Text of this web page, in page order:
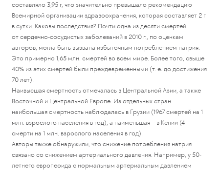
составляло 3,95 г, что значительно превышало рекомендацию
Всемирной организации здравоохранения, которая составляет 2 г
в сутки. Каковы последствия? Почти одна из десяти смертей
от сердечно-сосудистых заболеваний в 2010 г., по оценкам
авторов, могла быть вызвана избыточным потреблением натрия.
Это примерно 1,65 млн. смертей во всем мире. Более того, свыше
40% из этих смертей были преждевременными (т. е. до достижения
70 лет).
Наивысшая смертность отмечалась в Центральной Азии, а также
Восточной и Центральной Европе. Из отдельных стран
наибольшая смертность наблюдалась в Грузии (1967 смертей на 1
млн. взрослого населения в год), а наименьшая – в Кении (4
смерти на 1 млн. взрослого населения в год).
Авторы также обнаружили, что снижение потребления натрия
связано со снижением артериального давления. Например, у 50-
летнего европеоида с нормальным артериальным давлением